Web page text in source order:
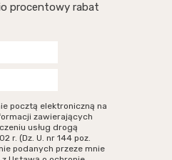
procentowy rabat
pocztą elektroniczną na
zawierających
usług drogą
r. (Dz. U. nr 144 poz.
podanych przeze mnie